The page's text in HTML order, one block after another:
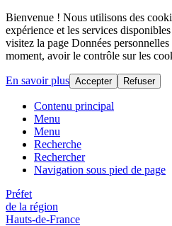
Bienvenue ! Nous utilisons des
expérience et les services
visitez la page Données
moment, avoir le contrôle sur les
En savoir plus Accepter Refuser
Contenu principal
Menu
Menu
Recherche
Rechercher
Navigation sous pied de page
Préfet
de la région
Hauts-de-France